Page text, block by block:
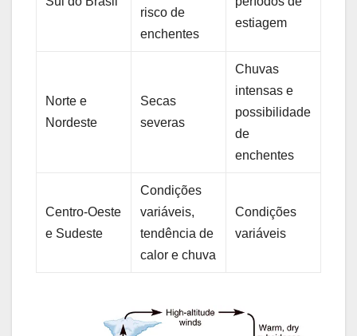
risco de
enchentes
estiagem
Norte e
Nordeste
Secas
severas
Chuvas
intensas e
possibilidade
de
enchentes
Centro-Oeste
e Sudeste
Condições
variáveis,
tendência de
calor e chuva
Condições
variáveis